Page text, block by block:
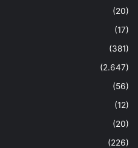
(20)
(17)
(381)
(2.647)
(56)
(12)
(20)
(226)